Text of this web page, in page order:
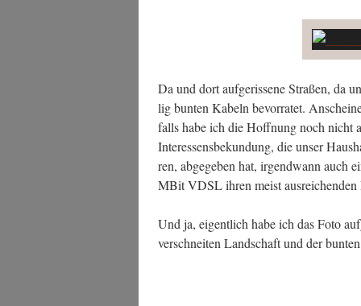
Da und dort auf­ge­ris­se­ne Stra­ßen, da
lig bun­ten Kabeln bevor­ra­tet.
falls habe ich die Hoff­nung noch nicht
Inter­es­sens­be­kun­dung, die unser
ren, abge­ge­ben hat, irgend­wann auch
MBit VDSL ihren meist aus­rei­chen­den
Und ja, eigent­lich habe ich das Foto
ver­schnei­ten Land­schaft und der